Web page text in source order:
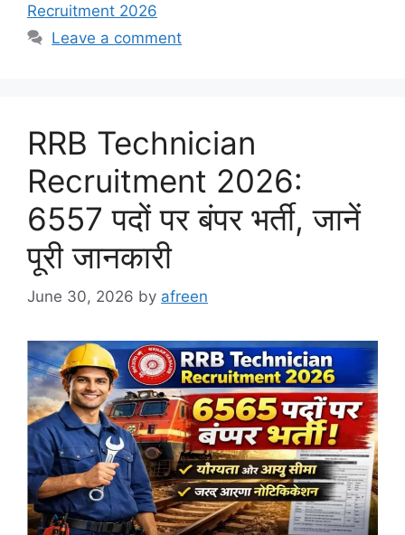
Recruitment 2026
Leave a comment
RRB Technician
Recruitment 2026:
6557 पदों पर बंपर भर्ती, जानें
पूरी जानकारी
June 30, 2026 by afreen